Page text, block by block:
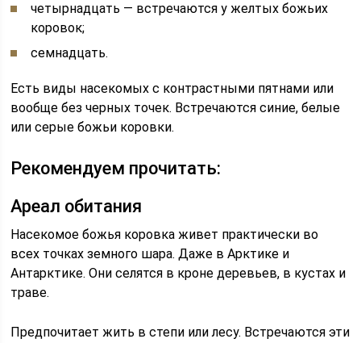
четырнадцать — встречаются у желтых божьих
коровок;
семнадцать.
Есть виды насекомых с контрастными пятнами или
вообще без черных точек. Встречаются синие, белые
или серые божьи коровки.
Рекомендуем прочитать:
Ареал обитания
Насекомое божья коровка живет практически во
всех точках земного шара. Даже в Арктике и
Антарктике. Они селятся в кроне деревьев, в кустах и
траве.
Предпочитает жить в степи или лесу. Встречаются эти